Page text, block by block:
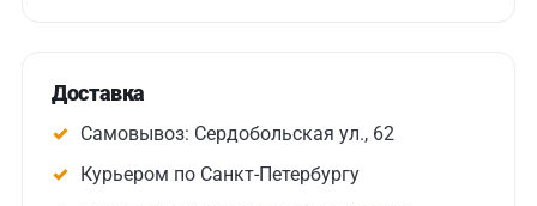
Доставка
Самовывоз: Сердобольская ул., 62
Курьером по Санкт-Петербургу